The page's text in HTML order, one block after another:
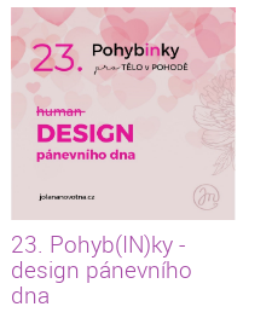
23. Pohyb(IN)ky -
design pánevního
dna